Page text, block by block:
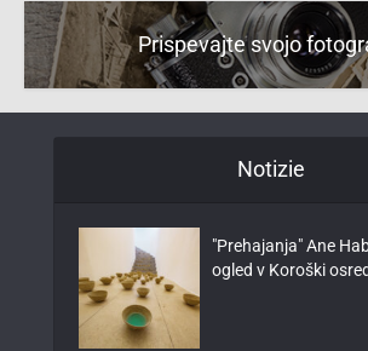
Prispevajte svojo
Notizie
"Prehajanja" Ane
ogled v Koroški